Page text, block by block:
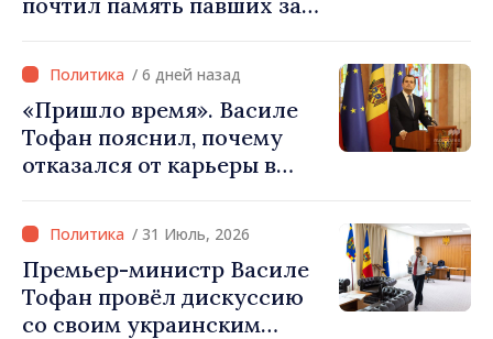
война должна
прекратиться»/ 6 дней назад
«Пришло время». Василе
Тофан пояснил, почему
отказался от карьеры в
премьер-министра. Что
думает Игорь Гросу о
новом главе правительства
/ 31 Июль, 2026
Премьер-министр Василе
Тофан провёл дискуссию
со своим украинским